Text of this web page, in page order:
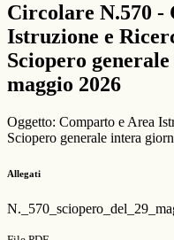
Circolare N.570 -
Istruzione e
Sciopero
maggio 2026
Oggetto: Comparto e Area
Sciopero generale intera
Allegati